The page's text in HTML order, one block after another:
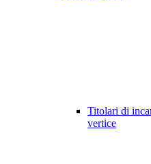
Titolari di
vertice